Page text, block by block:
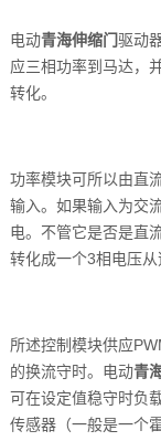
电动青海伸缩门驱动
应三相功率到马达，
转化。
功率模块可所以由直
输入。如果输入为交
电。不管它是否是直
转化成一个3相电压从
所述控制模块供应
的换流守时。电动青
可在设定值稳守时负
传感器（一般是一个